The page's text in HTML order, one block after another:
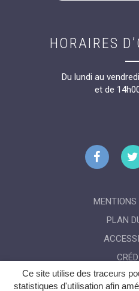
Ce site utilise des traceurs
statistiques d'utilisation afin
HORAIRES
Du lundi au
et de
Lien
compte
MENTIONS
PLAN
GÉRER